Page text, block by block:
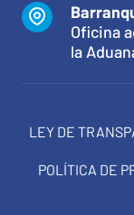
Oficina
la
LEY DE
POLÍTICA DE